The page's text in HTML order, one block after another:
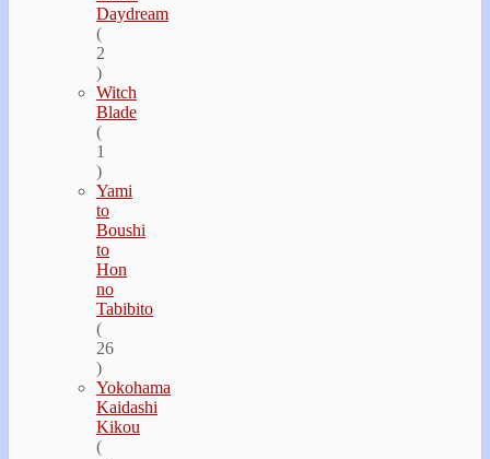
Daydream
(
2
)
Witch
Blade
(
1
)
Yami
to
Boushi
to
Hon
no
Tabibito
(
26
)
Yokohama
Kaidashi
Kikou
(